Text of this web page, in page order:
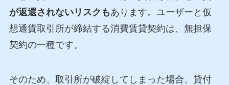
が返還されないリスクもあります。ユーザーと仮
想通貨取引所が締結する消費賃貸契約は、無担保
契約の一種です。
そのため、取引所が破綻してしまった場合、貸付